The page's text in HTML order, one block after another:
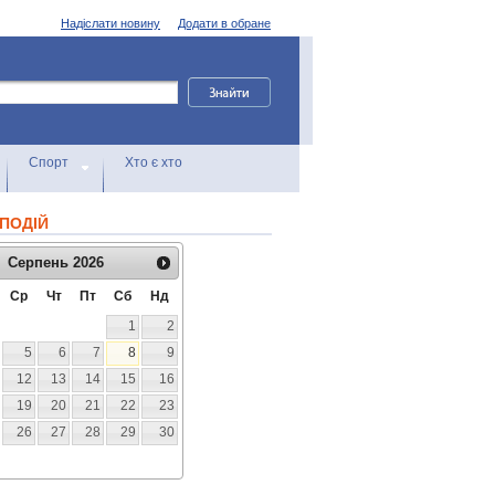
Додати в обране
Надіслати новину
Спорт Хто є хто
Серпень 2026
Ср Чт Пт Сб
Нд
1
2
5 6 7 8
9
12 13 14 15
16
19 20 21 22
23
26 27 28 29
30